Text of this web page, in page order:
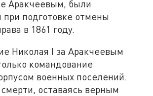
Аракчеевым, были
при подготовке отмены
в 1861 году.
Николая I за Аракчеевым
командование
военных поселений.
оставаясь верным